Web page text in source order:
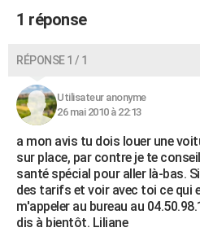
CARTE DE VOEUX
Carte de Noël
Carte Bonne année
Carte Saint-Valentin
Carte Pâques
Carte d'anniversaire
DICTIONNAIRE
Dictionnaire
Biographies
Citations
Expressions
Proverbes
PROGRAMME TV
S'inscrire
Se connecter
Lycées
Collèges
Primaires
Universités
Entreprises
Service militaire
Avis de recherche
AVIS DE DÉCÈS
FORUM
Bricolage
Lifestyle
Culture
Sport
Auto
Television
Voyage
Cinema
1 réponse
RÉPONSE 1 / 1
Utilisateur anonyme
26 mai 2010 à 22:13
a mon avis tu dois louer une
sur place, par contre je te
santé spécial pour aller là-bas.
des tarifs et voir avec toi ce qui
m'appeler au bureau au
dis à bientôt. Liliane